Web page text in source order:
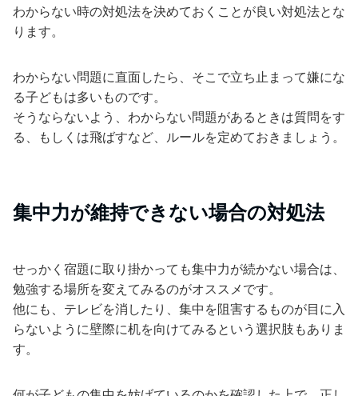
わからない時の対処法を決めておくことが良い対処法とな
ります。
わからない問題に直面したら、そこで立ち止まって嫌にな
る子どもは多いものです。
そうならないよう、わからない問題があるときは質問をす
る、もしくは飛ばすなど、ルールを定めておきましょう。
集中力が維持できない場合の対処法
せっかく宿題に取り掛かっても集中力が続かない場合は、
勉強する場所を変えてみるのがオススメです。
他にも、テレビを消したり、集中を阻害するものが目に入
らないように壁際に机を向けてみるという選択肢もありま
す。